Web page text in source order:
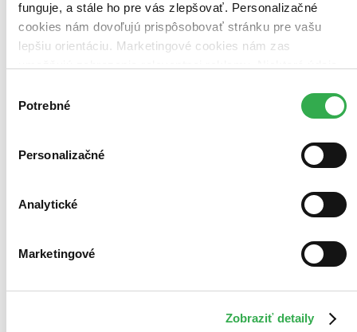
funguje, a stále ho pre vás zlepšovať. Personalizačné
cookies nám dovoľujú prispôsobovať stránku pre vašu
lepšiu orientáciu. Marketingové cookies nám zas
keby sme mohli používať všetky tieto cookies. Ďakujeme!
súhlasu
Potrebné
Personalizačné
Analytické
Marketingové
Zobraziť detaily